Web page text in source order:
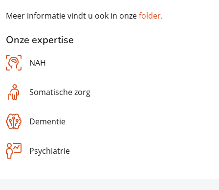
Meer informatie vindt u ook in onzefolder.
Onze expertise
NAH
Somatische zorg
Dementie
Psychiatrie